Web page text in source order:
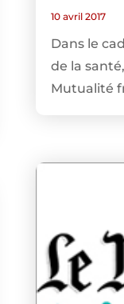
10 avril 2017
Dans le
de la
Mutualité